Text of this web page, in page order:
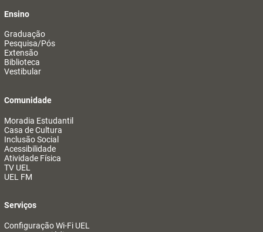
Ensino
Graduação
Pesquisa/Pós
Extensão
Biblioteca
Vestibular
Comunidade
Moradia Estudantil
Casa de Cultura
Inclusão Social
Acessibilidade
Atividade Física
TV UEL
UEL FM
Serviços
Configuração Wi-Fi UEL